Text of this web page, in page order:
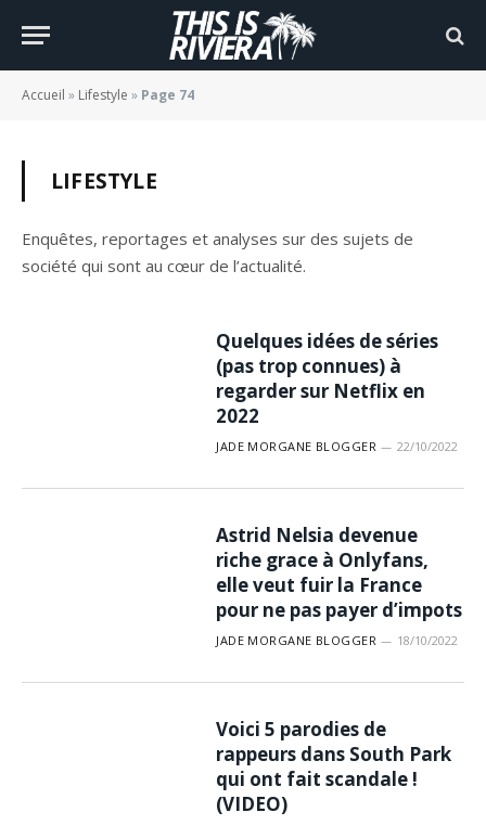
Accueil » Lifestyle » Page 74
LIFESTYLE
Enquêtes, reportages et analyses sur des sujets de
société qui sont au cœur de l’actualité.
Quelques idées de séries
(pas trop connues) à
regarder sur Netflix en
2022
JADE MORGANE BLOGGER 22/10/2022
Astrid Nelsia devenue
riche grace à Onlyfans,
elle veut fuir la France
pour ne pas payer d’impots
JADE MORGANE BLOGGER 18/10/2022
Voici 5 parodies de
rappeurs dans South Park
qui ont fait scandale !
(VIDEO)